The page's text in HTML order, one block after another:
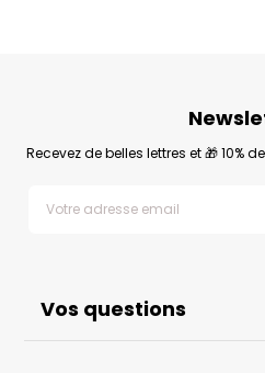
Vos questions
Recevez de belles lettres et 🎁 10%